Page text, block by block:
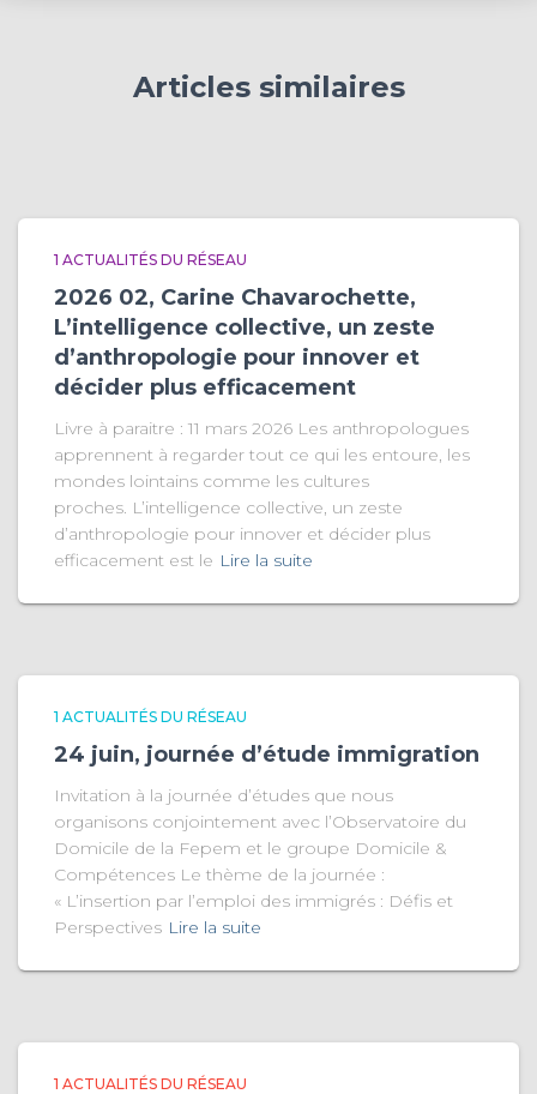
Articles similaires
1 ACTUALITÉS DU RÉSEAU
2026 02, Carine Chavarochette,
L’intelligence collective, un zeste
d’anthropologie pour innover et
décider plus efficacement
Livre à paraitre : 11 mars 2026 Les anthropologues
apprennent à regarder tout ce qui les entoure, les
mondes lointains comme les cultures
proches. L’intelligence collective, un zeste
d’anthropologie pour innover et décider plus
efficacement est le Lire la suite
1 ACTUALITÉS DU RÉSEAU
24 juin, journée d’étude immigration
Invitation à la journée d’études que nous
organisons conjointement avec l’Observatoire du
Domicile de la Fepem et le groupe Domicile &
Compétences Le thème de la journée :
« L’insertion par l’emploi des immigrés : Défis et
Perspectives Lire la suite
1 ACTUALITÉS DU RÉSEAU